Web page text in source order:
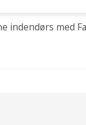
indendørs med